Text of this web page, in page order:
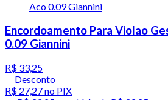
Encordoamento Para Violao
0.09 Giannini
R$ 33,25
Desconto
R$ 27,27no PIX